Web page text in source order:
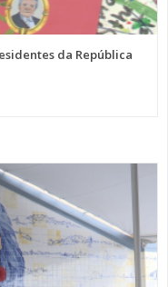
da República